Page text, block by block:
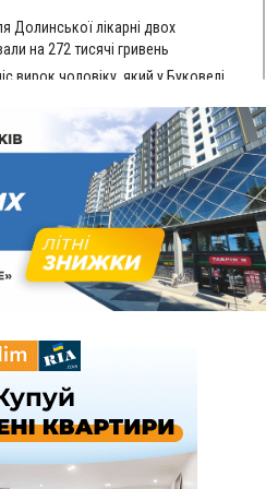
Долинської лікарні двох
на 272 тисячі гривень
вирок чоловіку, який у Буковелі
археологи відкопали давньоруську
серію складних операцій
"зебрі" водій Audi наїхав на
України - трохи більше ніж 6
два мотоциклісти збили жінку
за будівництвом новобудов і
цін на житло
на Прикарпатті?
загиблого воїна створила